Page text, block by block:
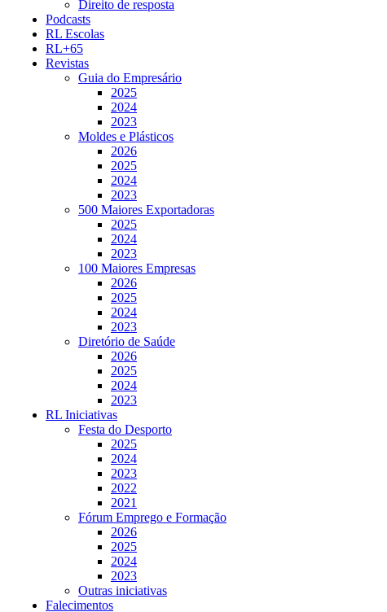
Direito de resposta
Podcasts
RL Escolas
RL+65
Revistas
Guia do Empresário
2025
2024
2023
Moldes e Plásticos
2026
2025
2024
2023
500 Maiores Exportadoras
2025
2024
2023
100 Maiores Empresas
2026
2025
2024
2023
Diretório de Saúde
2026
2025
2024
2023
RL Iniciativas
Festa do Desporto
2025
2024
2023
2022
2021
Fórum Emprego e Formação
2026
2025
2024
2023
Outras iniciativas
Falecimentos